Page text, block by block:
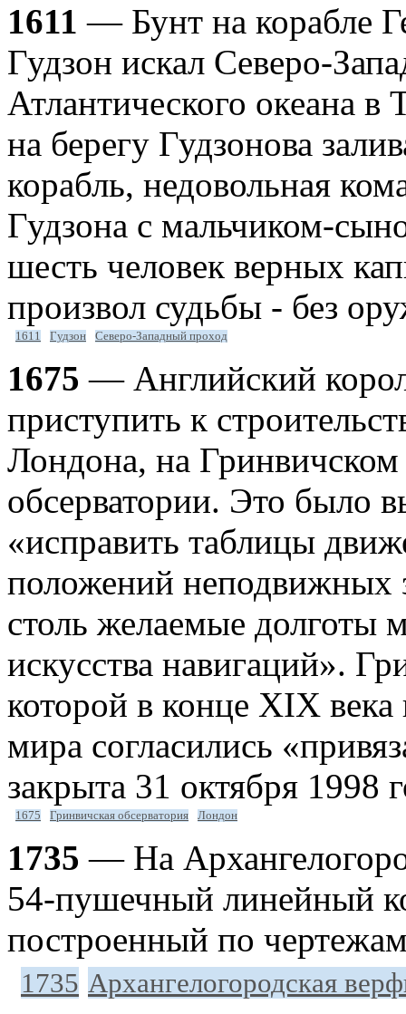
1611 — Бунт на корабле
Гудзон искал Северо-
Атлантического океана
на берегу Гудзонова
корабль, недовольная
Гудзона с мальчиком-
шесть человек верных
произвол судьбы - без
1611 Гудзон Северо-Западный проход
1675 — Английский
приступить к
Лондона, на
обсерватории. Это было
«исправить таблицы
положений неподвижных
столь желаемые долготы
искусства навигаций».
которой в конце XIX
мира согласились
закрыта 31 октября 1998
1675 Гринвичская обсерватория Лондон
1735 — На
54-пушечный линейный
построенный по
1735 Архангелогородская